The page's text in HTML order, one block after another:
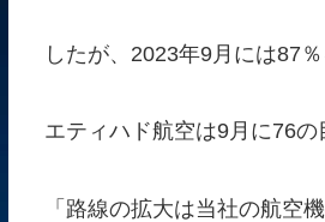
したが、2023年9月には87
エティハド航空は9月に76
「路線の拡大は当社の航空